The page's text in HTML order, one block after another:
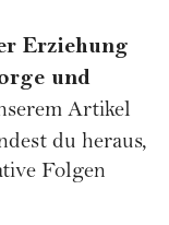
Erziehung
und
Artikel
du heraus,
Folgen